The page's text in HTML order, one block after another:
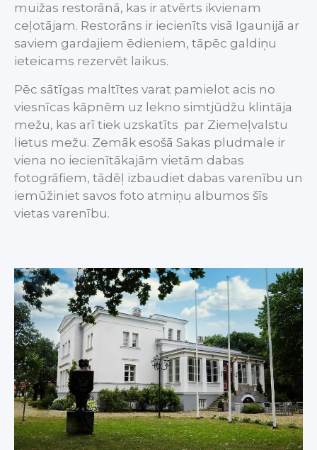
muižas restorānā, kas ir atvērts ikvienam
ceļotājam. Restorāns ir iecienīts visā Igaunijā ar
saviem gardajiem ēdieniem, tāpēc galdiņu
ieteicams rezervēt laikus.
Pēc sātīgas maltītes varat pamielot acis no
viesnīcas kāpnēm uz lekno simtjūdžu klintāja
mežu, kas arī tiek uzskatīts par Ziemeļvalstu
lietus mežu. Zemāk esošā Sakas pludmale ir
viena no iecienītākajām vietām dabas
fotogrāfiem, tādēļ izbaudiet dabas varenību un
iemūžiniet savos foto atmiņu albumos šīs
vietas varenību.